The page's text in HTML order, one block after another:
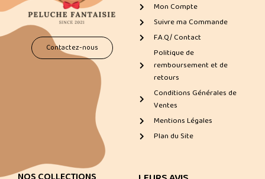
Contactez-nous
Mon Compte
Suivre ma Commande
F.A.Q/ Contact
Politique de
remboursement et de
retours
Conditions Générales de
Ventes
Mentions Légales
Plan du Site